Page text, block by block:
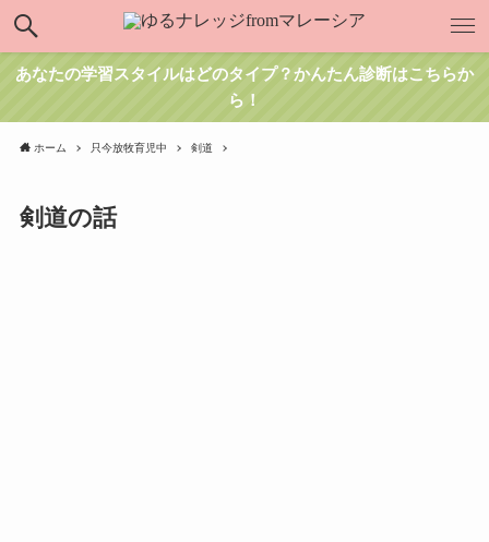
あなたの学習スタイルはどのタイプ？かんたん診断はこちらか
ら！
ホーム 只今放牧育児中 剣道
剣道の話